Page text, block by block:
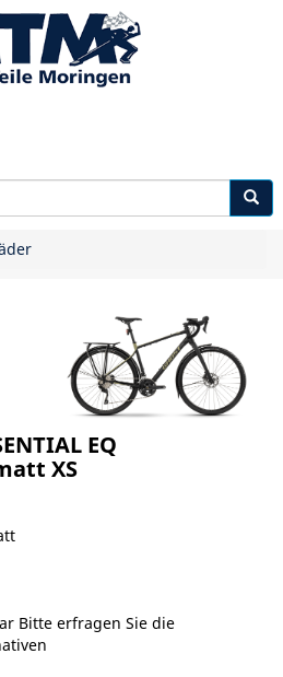
EQ
XS
Bitte erfragen Sie die